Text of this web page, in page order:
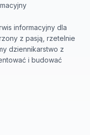
informacyjny dla
z pasją, rzetelnie
dziennikarstwo z
i budować